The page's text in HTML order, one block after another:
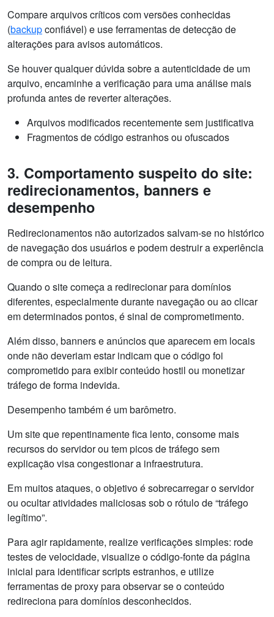
Compare arquivos críticos com versões conhecidas
(backupconfiável) e use ferramentas de detecção de
alterações para avisos automáticos.
Se houver qualquer dúvida sobre a autenticidade de um
arquivo, encaminhe a verificação para uma análise mais
profunda antes de reverter alterações.
Arquivos modificados recentemente sem justificativa
Fragmentos de código estranhos ou ofuscados
3. Comportamento suspeito do site:
redirecionamentos, banners e
desempenho
Redirecionamentos não autorizados salvam-se no histórico
de navegação dos usuários e podem destruir a experiência
de compra ou de leitura.
Quando o site começa a redirecionar para domínios
diferentes, especialmente durante navegação ou ao clicar
em determinados pontos, é sinal de comprometimento.
Além disso, banners e anúncios que aparecem em locais
onde não deveriam estar indicam que o código foi
comprometido para exibir conteúdo hostil ou monetizar
tráfego de forma indevida.
Desempenho também é um barômetro.
Um site que repentinamente fica lento, consome mais
recursos do servidor ou tem picos de tráfego sem
explicação visa congestionar a infraestrutura.
Em muitos ataques, o objetivo é sobrecarregar o servidor
ou ocultar atividades maliciosas sob o rótulo de “tráfego
legítimo”.
Para agir rapidamente, realize verificações simples: rode
testes de velocidade, visualize o código-fonte da página
inicial para identificar scripts estranhos, e utilize
ferramentas de proxy para observar se o conteúdo
redireciona para domínios desconhecidos.